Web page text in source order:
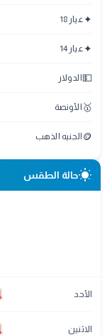
✦عيار 18
✦عيار 14
💵 الدولار
🥇 الأونصة
🪙 الجنيه الذهب
wb_sunnyحالة الطقس
الأحد
الاثنين